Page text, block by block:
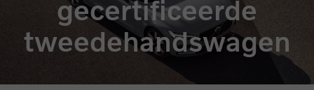
gecertificeerde
tweedehandswagen